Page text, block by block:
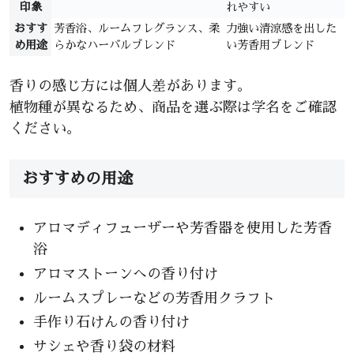
印象
れやすい
おすす
め用途
芳香浴、ルームフレグランス、柔
らかなハーバルブレンド
力強い清涼感を出した
い芳香用ブレンド
香りの感じ方には個人差があります。
植物種が異なるため、商品を選ぶ際は学名をご確認
ください。
おすすめの用途
アロマディフューザーや芳香器を使用した芳香
浴
アロマストーンへの香り付け
ルームスプレーなどの芳香用クラフト
手作り石けんの香り付け
サシェや香り袋の材料